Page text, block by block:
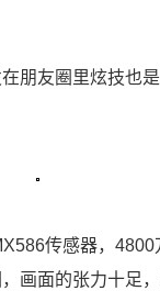
朋友圈里炫技也
传感器，
画面的张力十足